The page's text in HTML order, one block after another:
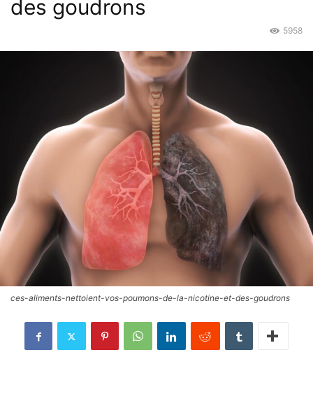
des goudrons
5958
ces-aliments-nettoient-vos-poumons-de-la-nicotine-et-des-goudrons